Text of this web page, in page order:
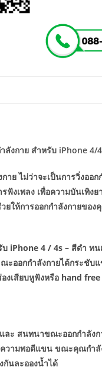
งกาย สำหรับ iPhone 4/
ย ไม่ว่าจะเป็นการวิ่งอ
งเพลง เพื่อความบันเทิ
ให้การออกกำลังกายของ
iPhone 4 / 4s – สีดำ ท
ะออกกำลังกายได้กระชั
งเสียบหูฟังหรือ hand
ละ สนทนาขณะออกกำลังก
วามพอดีแขน ขณะคุณกำลั
กันละอองน้ำได้